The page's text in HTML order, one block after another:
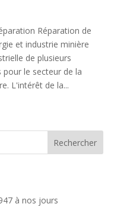
Réparation de
et industrie minière
de plusieurs
le secteur de la
L'intérêt de la...
Rechercher
à nos jours